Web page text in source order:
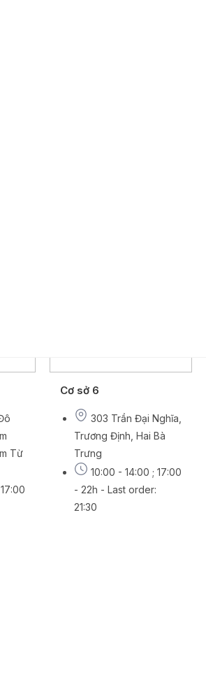
đông khách”
Từ
Cơ sở 6
303 Trần Đại Nghĩa,
Trương Định, Hai Bà
Trưng
10:00 - 14:00 ; 17:00
- 22h - Last order:
21:30